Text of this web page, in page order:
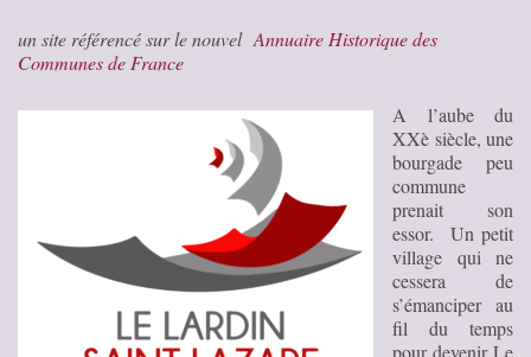
un site référencé sur le nouvel Annuaire Historique des
Communes de France
A l’aube du
XXè siècle, une
bourgade peu
commune
prenait son
essor. Un petit
village qui ne
cessera de
s’émanciper au
fil du temps
pour devenir Le